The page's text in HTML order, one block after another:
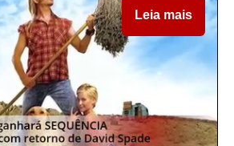
Leia mais